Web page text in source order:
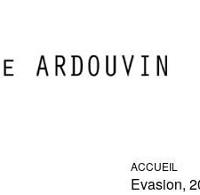
ACCUEIL
Evasion,